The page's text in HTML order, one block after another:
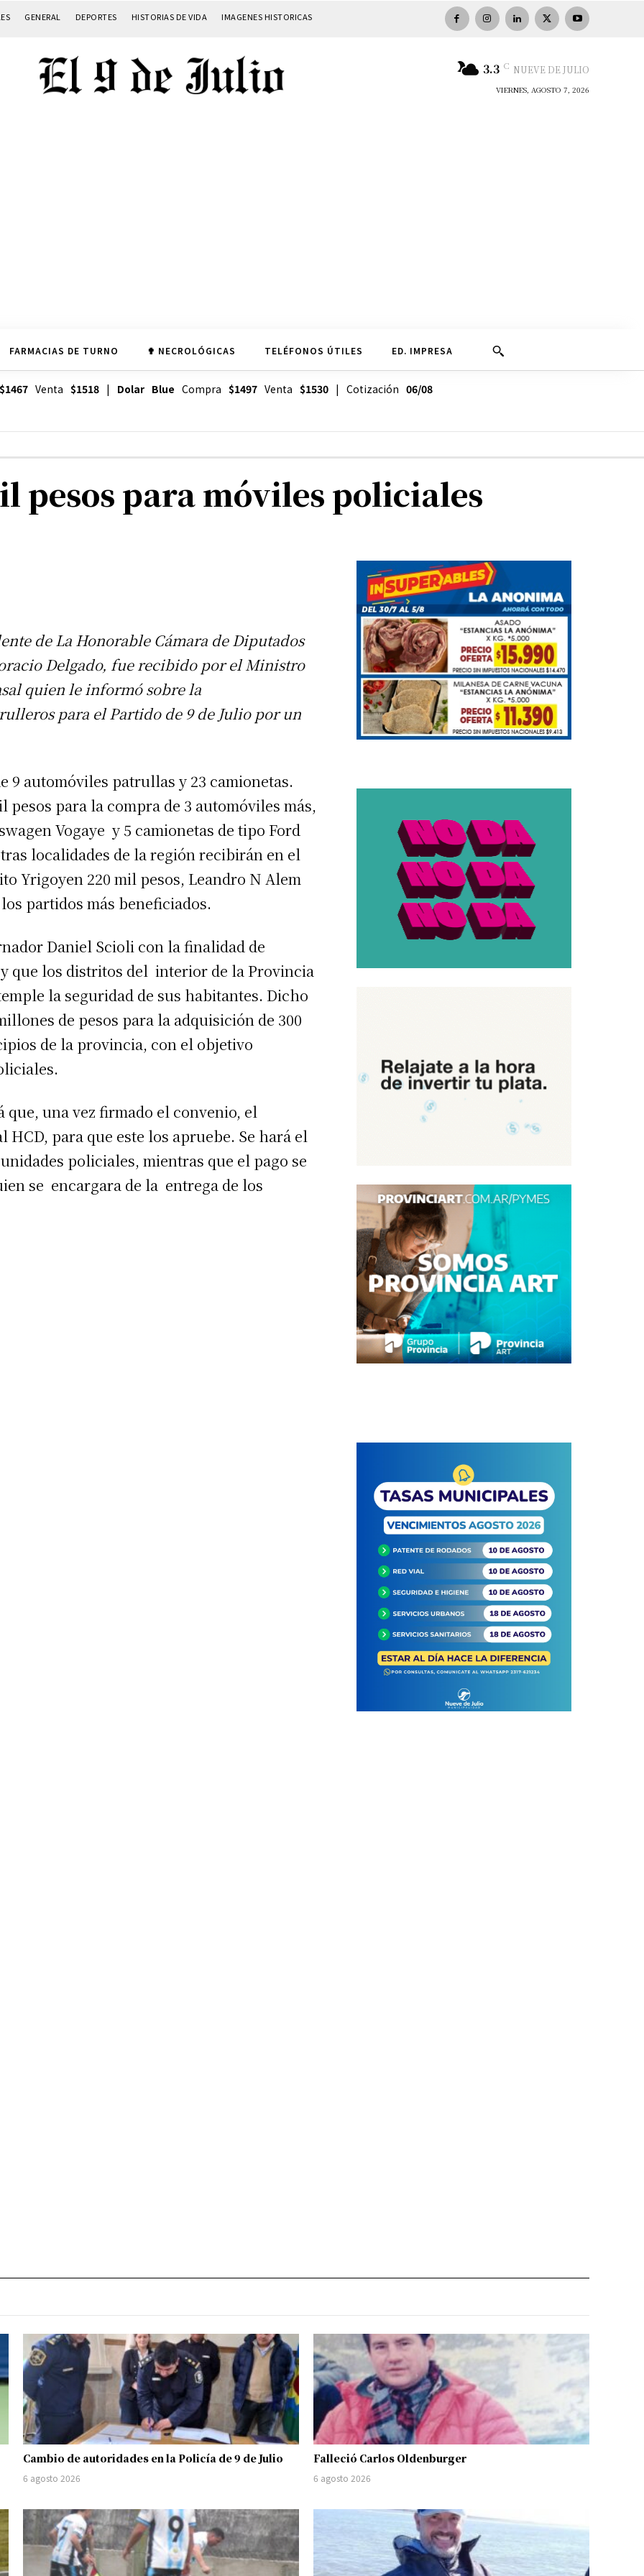
GENERAL DEPORTES HISTORIAS DE VIDA IMAGENES HISTORICAS
3.3 C NUEVE DE JULIO
VIERNES, AGOSTO 7, 2026
FARMACIAS DE TURNO ✟ NECROLÓGICAS TELÉFONOS ÚTILES ED. IMPRESA
$1467Venta $1518| Dolar Blue Compra $1497Venta $1530| Cotización 06/08
pesos para móviles policiales
de La Honorable Cámara de Diputados
Delgado, fue recibido por el Ministro
quien le informó sobre la
para el Partido de 9 de Julio por un
9 automóviles patrullas y 23 camionetas.
para la compra de 3 automóviles más,
Vogaye y 5 camionetas de tipo Ford
localidades de la región recibirán en el
Yrigoyen 220 mil pesos, Leandro N Alem
partidos más beneficiados.
Daniel Scioli con la finalidad de
que los distritos del interior de la Provincia
la seguridad de sus habitantes. Dicho
de pesos para la adquisición de 300
de la provincia, con el objetivo
una vez firmado el convenio, el
para que este los apruebe. Se hará el
policiales, mientras que el pago se
se encargara de la entrega de los
Cambio de autoridades en la Policía de 9 de Julio
6 agosto 2026
Falleció Carlos Oldenburger
6 agosto 2026